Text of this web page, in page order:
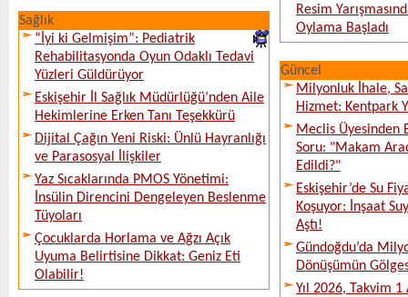
Sağlık
“İyi ki Gelmişim”: Pediatrik
Rehabilitasyonda Oyun Odaklı Tedavi
Yüzleri Güldürüyor
Eskişehir İl Sağlık Müdürlüğü’nden Aile
Hekimlerine Erken Tanı Teşekkürü
Dijital Çağın Yeni Riski: Ünlü Hayranlığı
ve Parasosyal İlişkiler
Yaz Sıcaklarında PMOS Yönetimi:
İnsülin Direncini Dengeleyen Beslenme
Tüyoları
Çocuklarda Horlama ve Ağzı Açık
Uyuma Belirtisine Dikkat: Geniz Eti
Olabilir!
Resim
Oylama Başladı
Güncel
Milyonluk İhale,
Hizmet: Kentpark
Meclis Üyesinden
Soru: "Makam
Edildi?"
Eskişehir’de Su
Koşuyor: İnşaat
Aştı!
Gündoğdu’da
Dönüşümün
Yıl 2026, Takvim